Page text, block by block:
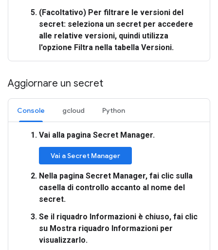
(Facoltativo) Per filtrare le versioni del
secret: seleziona un secret per accedere
alle relative versioni, quindi utilizza
l'opzione Filtra nella tabella Versioni.
Aggiornare un secret
Console gcloud Python
Vai alla pagina Secret Manager.
Vai a Secret Manager
Nella pagina Secret Manager, fai clic sulla
casella di controllo accanto al nome del
secret.
Se il riquadro Informazioni è chiuso, fai clic
su Mostra riquadro Informazioni per
visualizzarlo.